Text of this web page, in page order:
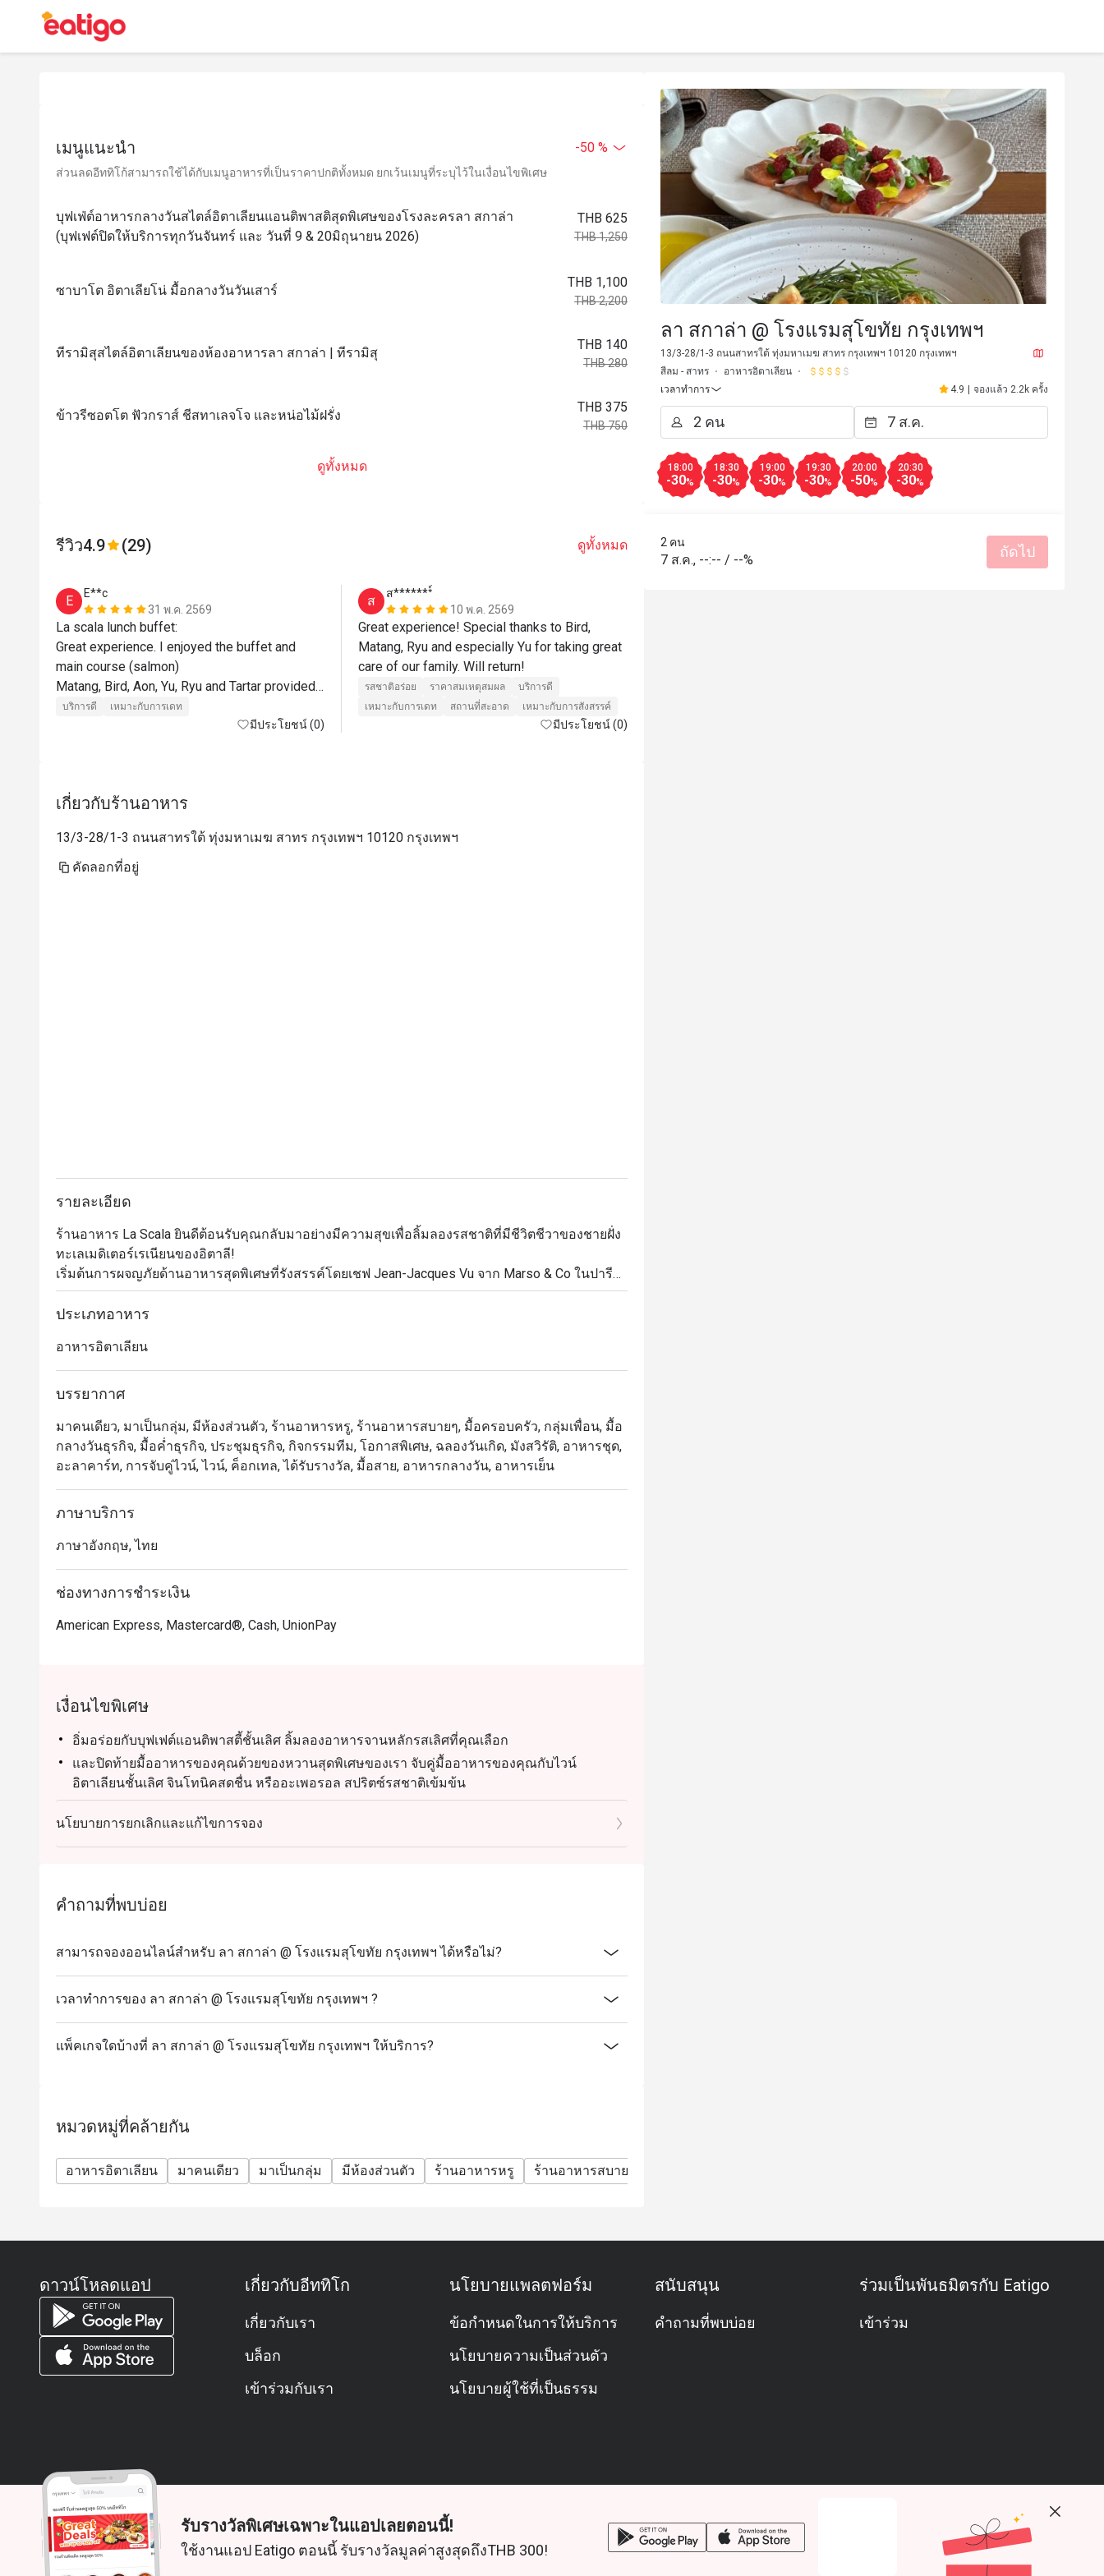
เมนูแนะนำ -50 %
ส่วนลดอีททิโก้สามารถใช้ได้กับเมนูอาหารที่เป็นราคาปกติทั้งหมด ยกเว้นเมนูที่ระบุไว้ในเงื่อนไขพิเศษ
บุฟเฟ่ต์อาหารกลางวันสไตล์อิตาเลียนแอนติพาสติสุดพิเศษของโรงละครลา สกาล่า
(บุฟเฟต์ปิดให้บริการทุกวันจันทร์ และ วันที่ 9 & 20มิถุนายน 2026)
THB 625
THB 1,250
ซาบาโต อิตาเลียโน่ มื้อกลางวันวันเสาร์
THB 1,100
THB 2,200
ทีรามิสุสไตล์อิตาเลียนของห้องอาหารลา สกาล่า | ทีรามิสุ
THB 140
THB 280
ข้าวรีซอตโต ฟัวกราส์ ชีสทาเลจโจ และหน่อไม้ฝรั่ง
THB 375
THB 750
ดูทั้งหมด
รีวิว4.9 (29) ดูทั้งหมด
E
E**c
31 พ.ค. 2569
La scala lunch buffet:
Great experience. I enjoyed the buffet and
main course (salmon)
Matang, Bird, Aon, Yu, Ryu and Tartar provided
exceptional service!
บริการดี เหมาะกับการเดท
มีประโยชน์ (0)
ส
ส*******์
10 พ.ค. 2569
Great experience! Special thanks to Bird,
Matang, Ryu and especially Yu for taking great
care of our family. Will return!
รสชาติอร่อย ราคาสมเหตุสมผล
บริการดี
เหมาะกับการเดท
สถานที่สะอาด เหมาะกับการสังสรรค์
มีประโยชน์ (0)
เกี่ยวกับร้านอาหาร
13/3-28/1-3 ถนนสาทรใต้ ทุ่งมหาเมฆ สาทร กรุงเทพฯ 10120 กรุงเทพฯ
คัดลอกที่อยู่
รายละเอียด
ร้านอาหาร La Scala ยินดีต้อนรับคุณกลับมาอย่างมีความสุขเพื่อลิ้มลองรสชาติที่มีชีวิตชีวาของชายฝั่ง
ทะเลเมดิเตอร์เรเนียนของอิตาลี!
เริ่มต้นการผจญภัยด้านอาหารสุดพิเศษที่รังสรรค์โดยเชฟ Jean-Jacques Vu จาก Marso & Co ในปารีส
เปิดตัวเมนูซิกเนเจอร์ใหม่ของลา สกาล่า โดยเชฟ Jean-Jacques Vu เริ่มต้นการเดินทางทำอาหารผ่าน
ชายฝั่งทะเลเมดิเตอร์เรเนียนที่เต็มไปด้วยแสงแดด
เมนูของ Chef Vu นำเสนอรสชาติอิตาเลียน-เมดิเตอร์เรเนียนที่มีชีวิตชีวาพร้อมลูกเล่นที่ทันสมัย ลิ้มลอง
อาหารจานใหม่มากมาย เช่น Beef Tartare with Tobiko Eg, Beetroot Risotto, Slow Cooked Pork
Collar, Grilled Beef Tenderloin และอีกมากมาย!
ประเภทอาหาร
อาหารอิตาเลียน
บรรยากาศ
มาคนเดียว, มาเป็นกลุ่ม, มีห้องส่วนตัว, ร้านอาหารหรู, ร้านอาหารสบายๆ, มื้อครอบครัว, กลุ่มเพื่อน, มื้อ
กลางวันธุรกิจ, มื้อค่ำธุรกิจ, ประชุมธุรกิจ, กิจกรรมทีม, โอกาสพิเศษ, ฉลองวันเกิด, มังสวิรัติ, อาหารชุด,
อะลาคาร์ท, การจับคู่ไวน์, ไวน์, ค็อกเทล, ได้รับรางวัล, มื้อสาย, อาหารกลางวัน, อาหารเย็น
ภาษาบริการ
ภาษาอังกฤษ, ไทย
ช่องทางการชำระเงิน
American Express, Mastercard®, Cash, UnionPay
เงื่อนไขพิเศษ
อิ่มอร่อยกับบุฟเฟต์แอนติพาสตี้ชั้นเลิศ ลิ้มลองอาหารจานหลักรสเลิศที่คุณเลือก
และปิดท้ายมื้ออาหารของคุณด้วยของหวานสุดพิเศษของเรา จับคู่มื้ออาหารของคุณกับไวน์
อิตาเลียนชั้นเลิศ จินโทนิคสดชื่น หรืออะเพอรอล สปริตซ์รสชาติเข้มข้น
PORTOFINO NIGHT เล่ม 2
- อิ่มอร่อยกับบุฟเฟต์แอนติพาสตี้ชั้นเลิศ ลิ้มลองอาหารจานหลักรสเลิศที่คุณเลือก และปิดท้ายมื้อ
อาหารของคุณด้วยของหวานสุดพิเศษของเรา
วันที่: 19 ธันวาคม 2567
ราคา: 1,900++ บาทต่อท่าน
แตะ หรือรองเท้าแตะแบบสวม เมื่อรับประทานอาหารที่ห้องอาหารของโรงแรม
นโยบายการยกเลิกและแก้ไขการจอง
คำถามที่พบบ่อย
สามารถจองออนไลน์สำหรับ ลา สกาล่า @ โรงแรมสุโขทัย กรุงเทพฯ ได้หรือไม่?
เวลาทำการของ ลา สกาล่า @ โรงแรมสุโขทัย กรุงเทพฯ ?
แพ็คเกจใดบ้างที่ ลา สกาล่า @ โรงแรมสุโขทัย กรุงเทพฯ ให้บริการ?
หมวดหมู่ที่คล้ายกัน
อาหารอิตาเลียน มาคนเดียว มาเป็นกลุ่ม มีห้องส่วนตัว ร้านอาหารหรู ร้านอาหารสบายๆ
ลา สกาล่า @ โรงแรมสุโขทัย กรุงเทพฯ
13/3-28/1-3 ถนนสาทรใต้ ทุ่งมหาเมฆ สาทร กรุงเทพฯ 10120 กรุงเทพฯ
สีลม - สาทร
อาหารอิตาเลียน
เวลาทำการ
4.9 จองแล้ว 2.2k ครั้ง
18:00
-30%
18:30
-30%
19:00
-30%
19:30
-30%
20:00
-50%
20:30
-30%
2 คน
7 ส.ค., --:-- / --% ถัดไป
ดาวน์โหลดแอป เกี่ยวกับอีททิโก
เกี่ยวกับเรา
บล็อก
เข้าร่วมกับเรา
นโยบายแพลตฟอร์ม
ข้อกำหนดในการให้บริการ
นโยบายความเป็นส่วนตัว
นโยบายผู้ใช้ที่เป็นธรรม
สนับสนุน
คำถามที่พบบ่อย
ร่วมเป็นพันธมิตรกับ Eatigo
เข้าร่วม
© 2026 Zoek. สงวนลิขสิทธิ์
รับรางวัลพิเศษเฉพาะในแอปเลยตอนนี้!
ใช้งานแอป Eatigo ตอนนี้ รับรางวัลมูลค่าสูงสุดถึงTHB 300!